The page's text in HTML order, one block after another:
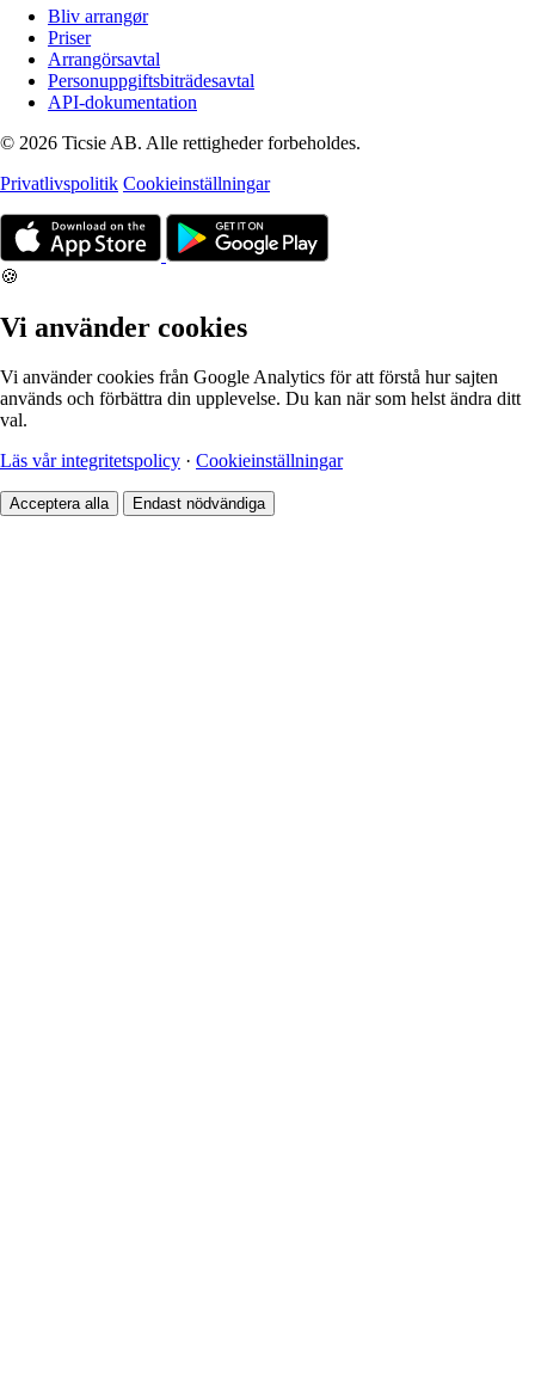
Bliv arrangør
Priser
Arrangörsavtal
Personuppgiftsbiträdesavtal
API-dokumentation
© 2026 Ticsie AB. Alle rettigheder forbeholdes.
Privatlivspolitik Cookieinställningar
🍪
Vi använder cookies
Vi använder cookies från Google Analytics för att förstå hur sajten
används och förbättra din upplevelse. Du kan när som helst ändra ditt
val.
Läs vår integritetspolicy · Cookieinställningar
Acceptera alla Endast nödvändiga